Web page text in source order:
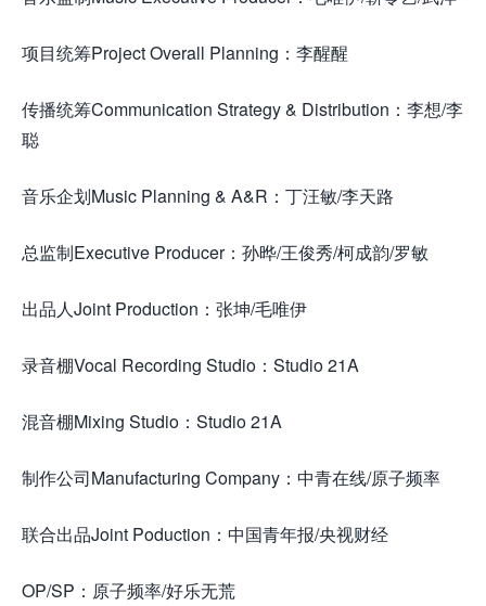
项目统筹Project Overall Planning：李醒醒
传播统筹Communication Strategy & Distribution：李想/李
聪
音乐企划Music Planning & A&R：丁汪敏/李天路
总监制Executive Producer：孙晔/王俊秀/柯成韵/罗敏
出品人Joint Production：张坤/毛唯伊
录音棚Vocal Recording Studio：Studio 21A
混音棚Mixing Studio：Studio 21A
制作公司Manufacturing Company：中青在线/原子频率
联合出品Joint Poduction：中国青年报/央视财经
OP/SP：原子频率/好乐无荒